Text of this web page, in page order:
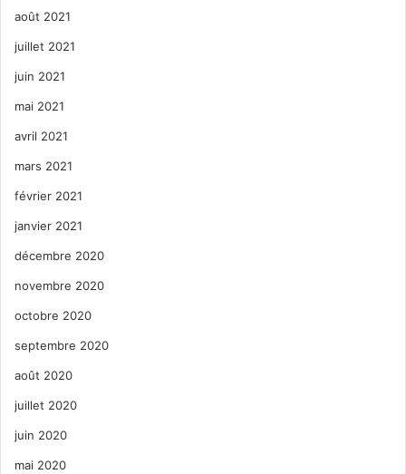
août 2021
juillet 2021
juin 2021
mai 2021
avril 2021
mars 2021
février 2021
janvier 2021
décembre 2020
novembre 2020
octobre 2020
septembre 2020
août 2020
juillet 2020
juin 2020
mai 2020